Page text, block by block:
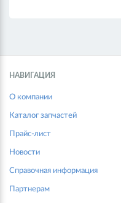
НАВИГАЦИЯ
О компании
Каталог запчастей
Прайс-лист
Новости
Справочная информация
Партнерам